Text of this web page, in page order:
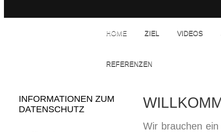
HOME ZIEL VIDEOS
REFERENZEN
Wir brauchen
INFORMATIONEN ZUM
DATENSCHUTZ